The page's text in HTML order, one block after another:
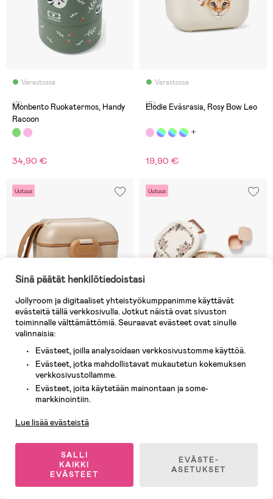
Varastossa
(0)
Monbento Ruokatermos, Handy
Racoon
34,90 €
Varastossa
(5)
Elodie Eväsrasia, Rosy Bow Leo
19,90 €
Uutuus
Varastossa
Elodie Eväsrasia, Learn & Grow
19,90 €
Uutuus
Varastossa
Elodie Eväsrasia, Blue Garden
Sinä päätät henkilötiedoistasi
Jollyroom ja digitaaliset yhteistyökumppanimme käyttävät
evästeitä tällä verkkosivulla. Jotkut näistä ovat sivuston
toiminnalle välttämättömiä. Seuraavat evästeet ovat sinulle
valinnaisia:
Evästeet, joilla analysoidaan verkkosivustomme käyttöä.
Evästeet, jotka mahdollistavat mukautetun kokemuksen
verkkosivustollamme.
Evästeet, joita käytetään mainontaan ja some-
markkinointiin.
Lue lisää evästeistä
SALLI
KAIKKI
EVÄSTEET
EVÄSTE-
ASETUKSET